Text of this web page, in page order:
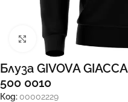
Увеличи
Блуза GIVOVA
500 0010
Код: 00002229